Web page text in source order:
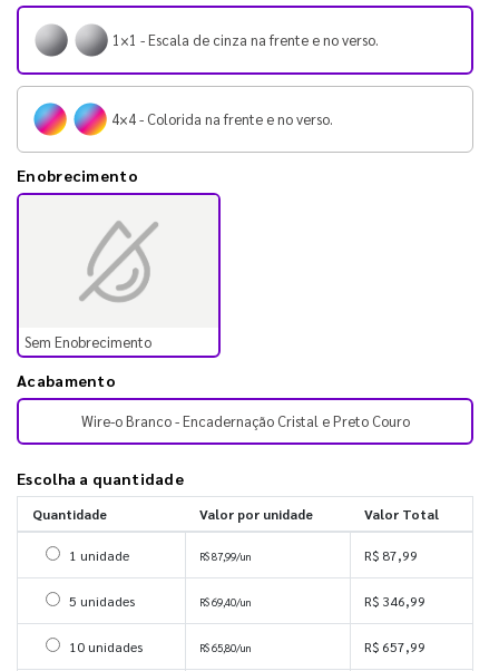
1×1 - Escala de cinza na frente e no verso.
4×4 - Colorida na frente e no verso.
Enobrecimento
Sem Enobrecimento
Acabamento
Wire-o Branco - Encadernação Cristal e Preto Couro
Escolha a quantidade
Quantidade Valor por unidade Valor Total
Selecionar 1 unidade
1 unidade R$ 87,99/un R$ 87,99
Selecionar 5 unidades
5 unidades R$ 69,40/un R$ 346,99
Selecionar 10 unidades
10 unidades R$ 65,80/un R$ 657,99